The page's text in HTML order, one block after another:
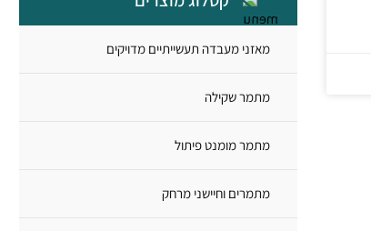
מאזני מעבדה תעשייתיים מדויקים
מתמר שקילה
מתמר מומנט פיתול
מתמרים וחיישני מרחק